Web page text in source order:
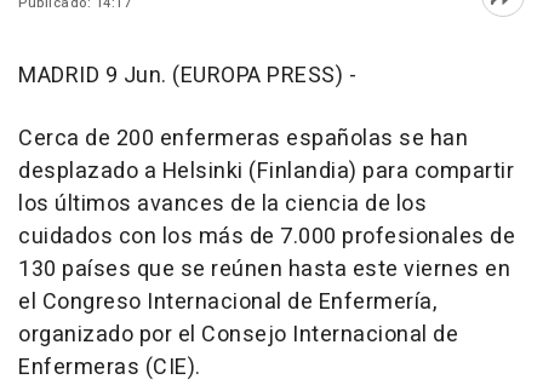
MADRID 9 Jun. (EUROPA PRESS) -
Cerca de 200 enfermeras españolas se han
desplazado a Helsinki (Finlandia) para compartir
los últimos avances de la ciencia de los
cuidados con los más de 7.000 profesionales de
130 países que se reúnen hasta este viernes en
el Congreso Internacional de Enfermería,
organizado por el Consejo Internacional de
Enfermeras (CIE).